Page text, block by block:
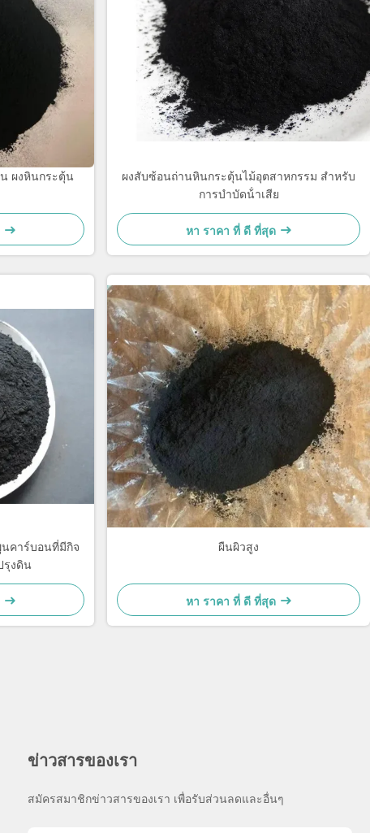
ผงหินกระตุ้น
ผงสับซ้อนถ่านหินกระตุ้นไม้อุตสาหกรรม สําหรับ
การบําบัดน้ําเสีย
หา ราคา ที่ ดี ที่สุด
คาร์บอนที่มีกิจ
รุงดิน
ผืนผิวสูง
หา ราคา ที่ ดี ที่สุด
ข่าวสารของเรา
สมัครสมาชิกข่าวสารของเรา เพื่อรับส่วนลดและอื่นๆ